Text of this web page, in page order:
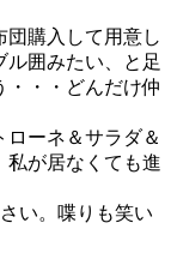
団購入して用意し
ル囲みたい、と足
・・・どんだけ仲
ーネ＆サラダ＆
私が居なくても進
い。喋りも笑い